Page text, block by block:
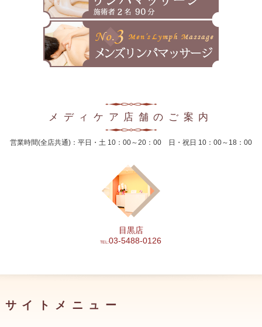
2024年12月
2024年11月
2024年10月
2024年7月
2024年6月
2023年11月
メディケア店舗のご案内
営業時間(全店共通)：平日・土 10：00～20：00 日・祝日 10：00～18：00
目黒店
TEL:03-5488-0126
サイトメニュー